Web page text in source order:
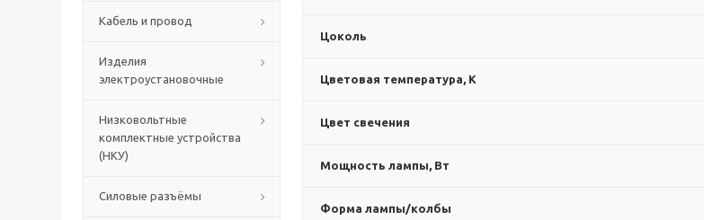
Кабель и провод
Изделия
электроустановочные
Низковольтные
комплектные устройства
(НКУ)
Силовые разъёмы
Цоколь
Цветовая температура, К
Цвет свечения
Мощность лампы, Вт
Форма лампы/колбы